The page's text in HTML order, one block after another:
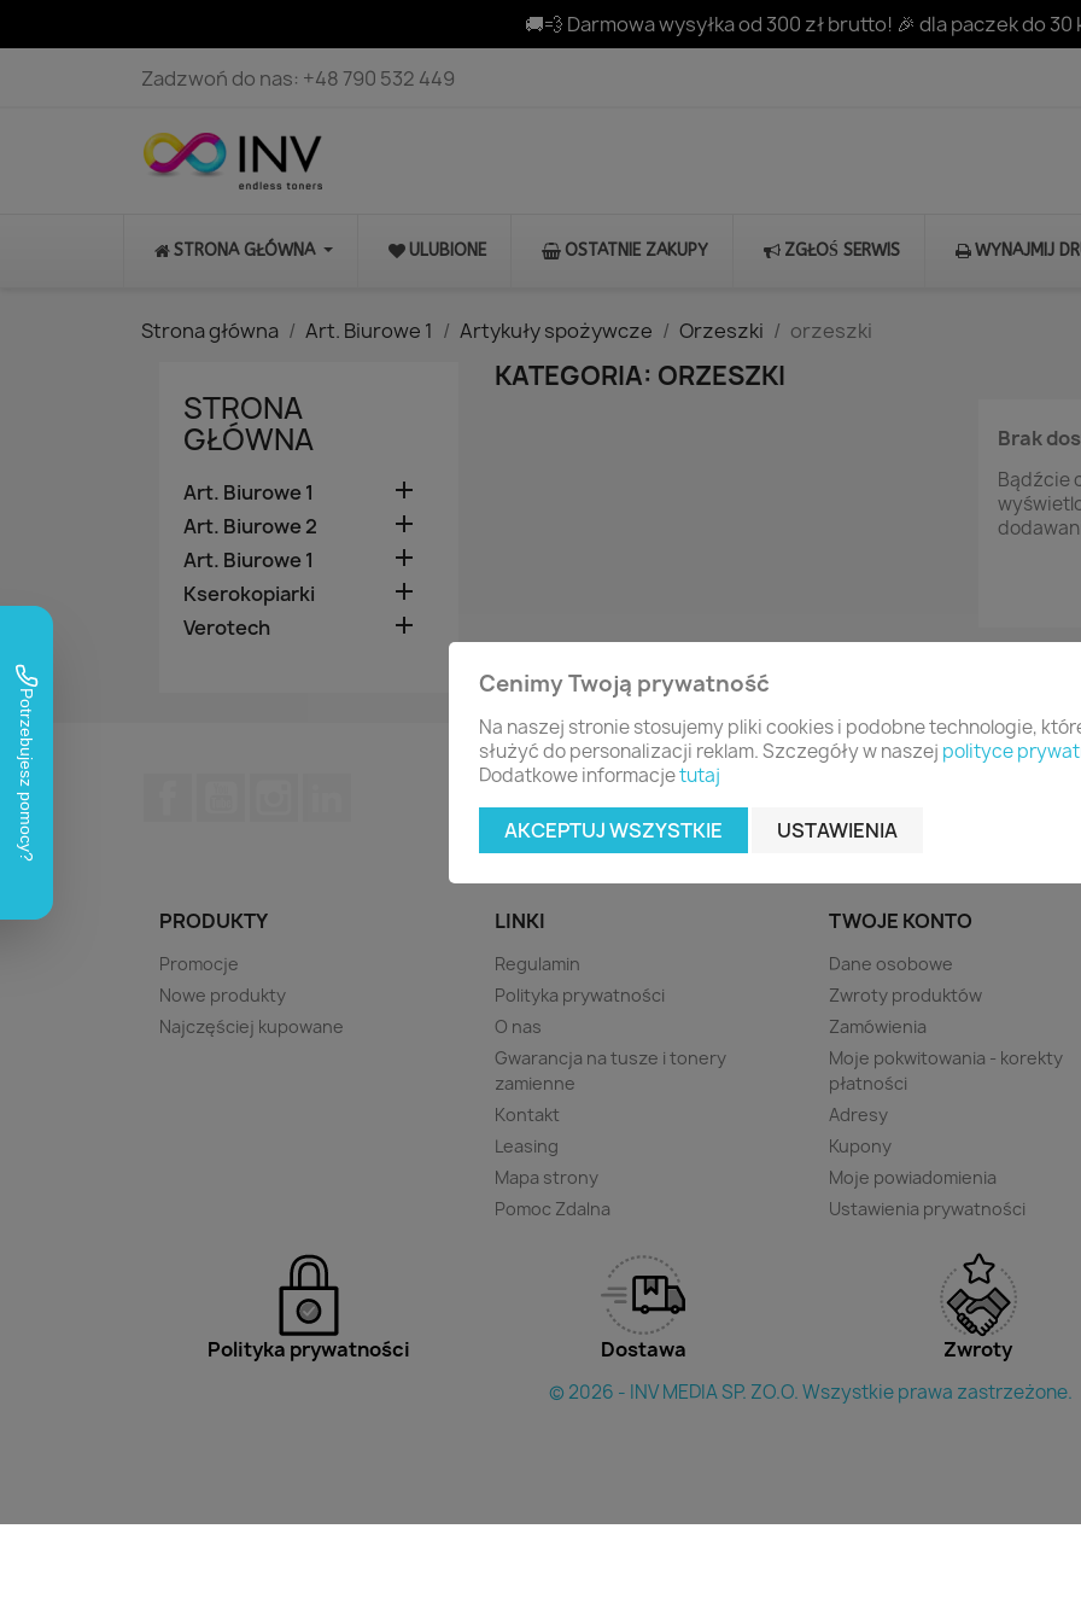
🚚💨 Darmowa wysyłka od 300 zł brutto! 🎉 dla paczek do 30
Zadzwoń do nas: +48 790 532 449
STRONA GŁÓWNA ULUBIONE OSTATNIE ZAKUPY ZGŁOŚ SERWIS WYNAJMIJ
Strona główna Art. Biurowe 1 Artykuły spożywcze Orzeszki orzeszki
STRONA
GŁÓWNA
Art. Biurowe 1 
Art. Biurowe 2 
Art. Biurowe 1 
Kserokopiarki 
Verotech 
KATEGORIA: ORZESZKI
Brak
Bądźcie
PRODUKTY
Promocje
Nowe produkty
Najczęściej kupowane
LINKI
Regulamin
Polityka prywatności
O nas
Gwarancja na tusze i tonery
zamienne
Kontakt
Leasing
Mapa strony
Pomoc Zdalna
TWOJE KONTO
Dane osobowe
Zwroty produktów
Zamówienia
Moje pokwitowania - korekty
płatności
Adresy
Kupony
Moje powiadomienia
Ustawienia prywatności
Cenimy Twoją prywatność
Na naszej stronie stosujemy pliki cookies i podobne technologie,
służyć do personalizacji reklam. Szczegóły w naszej polityce
Dodatkowe informacjetutaj
AKCEPTUJ WSZYSTKIE USTAWIENIA
Polityka prywatności Dostawa Zwroty
© 2026 - INV MEDIA SP. ZO.O. Wszystkie prawa zastrzeżone.